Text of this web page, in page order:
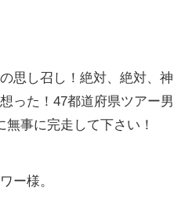
思し召し！絶対、絶対、神
った！47都道府県ツアー男
事に完走して下さい！
ー様。